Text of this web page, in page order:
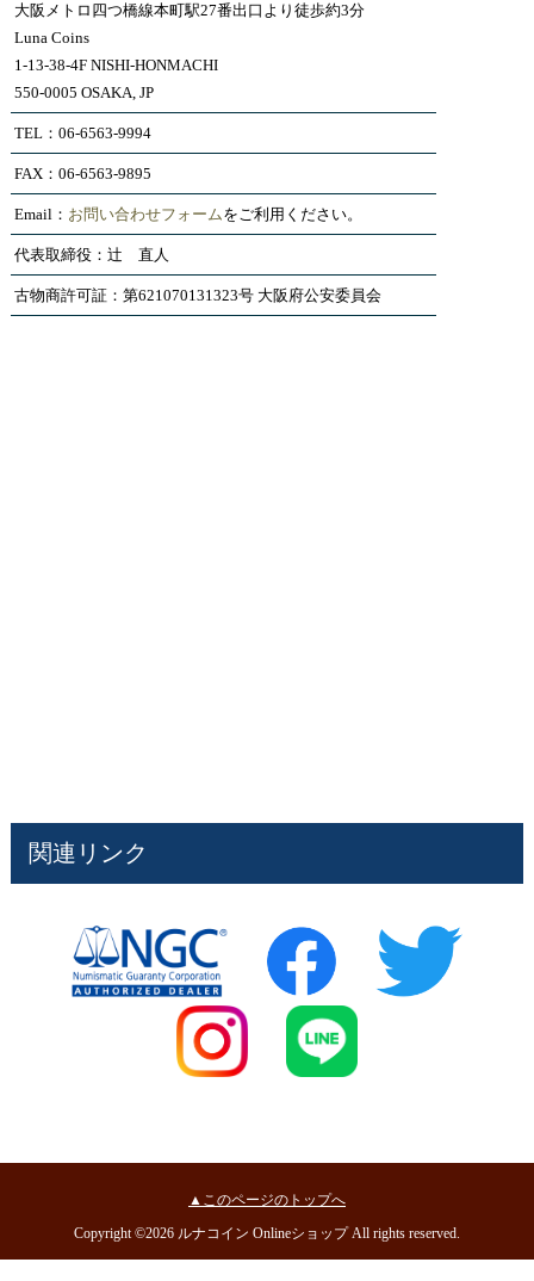
大阪メトロ四つ橋線本町駅27番出口より徒歩約3分
Luna Coins
1-13-38-4F NISHI-HONMACHI
550-0005 OSAKA, JP
TEL：06-6563-9994
FAX：06-6563-9895
Email： お問い合わせフォームをご利用ください。
代表取締役：辻 直人
古物商許可証：第621070131323号 大阪府公安委員会
関連リンク
▲このページのトップへ
Copyright ©2026 ルナコイン Onlineショップ All rights reserved.